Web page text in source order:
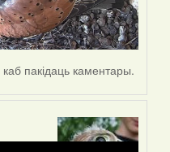
каб пакідаць каментары.